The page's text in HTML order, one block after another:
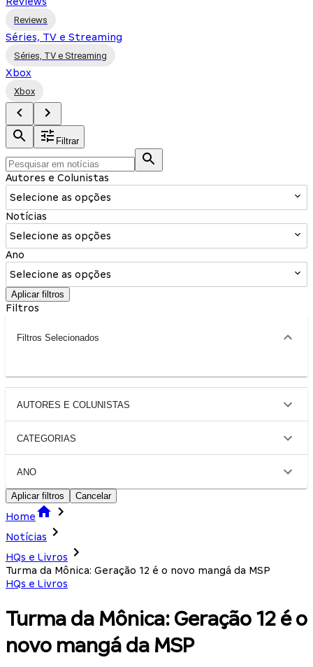
Reviews
Séries, TV e Streaming
Séries, TV e Streaming
Xbox
Xbox
Filtrar
Autores e Colunistas
Selecione as opções
Notícias
Selecione as opções
Ano
Selecione as opções
Aplicar filtros
Filtros
Filtros Selecionados
AUTORES E COLUNISTAS
CATEGORIAS
ANO
Aplicar filtros Cancelar
Home
Notícias
HQs e Livros
Turma da Mônica: Geração 12 é o novo mangá da MSP
HQs e Livros
Turma da Mônica: Geração 12 é o
novo mangá da MSP